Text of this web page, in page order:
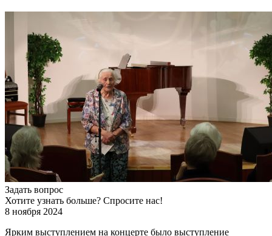
Задать вопрос
Хотите узнать больше? Спросите нас!
8 ноября 2024
Ярким выступлением на концерте было выступление